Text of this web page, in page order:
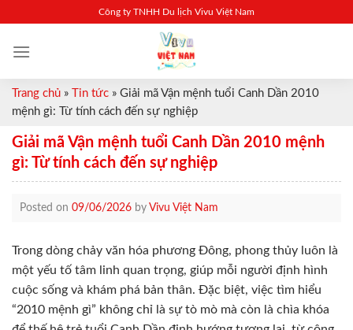
content
Công ty TNHH Du lịch Vivu Việt Nam
Trang chủ » Tin tức » Giải mã Vận mệnh tuổi Canh Dần 2010
mệnh gì: Từ tính cách đến sự nghiệp
Giải mã Vận mệnh tuổi Canh Dần 2010 mệnh
gì: Từ tính cách đến sự nghiệp
Posted on 09/06/2026 by Vivu Việt Nam
Trong dòng chảy văn hóa phương Đông, phong thủy luôn là
một yếu tố tâm linh quan trọng, giúp mỗi người định hình
cuộc sống và khám phá bản thân. Đặc biệt, việc tìm hiểu
“2010 mệnh gì” không chỉ là sự tò mò mà còn là chìa khóa